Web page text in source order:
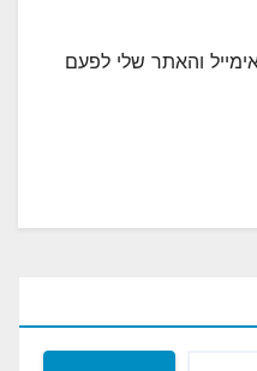
והאתר שלי לפעם